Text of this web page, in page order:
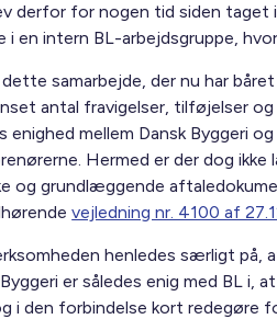
derfor for nogen tid siden taget
i en intern BL-arbejdsgruppe,
samarbejde, der nu har
antal fravigelser, tilføjelser og
enighed mellem Dansk Byggeri
Hermed er der dog
og grundlæggende
vejledning nr. 4100 af
henledes særligt på,
Byggeri er således enig med BL
i den forbindelse kort redegøre